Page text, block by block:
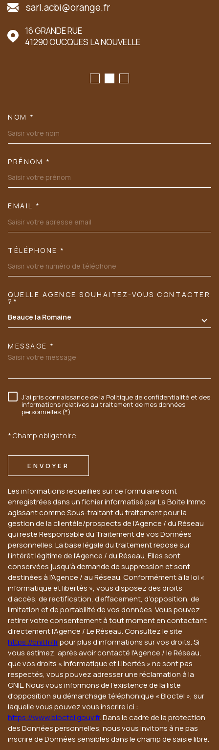
sarl.acbi@orange.fr
16 GRANDE RUE
41290 OUCQUES LA NOUVELLE
NOM *
PRÉNOM *
EMAIL *
TÉLÉPHONE *
TRAD_MELTEM_VOREDEMANDE
QUELLE AGENCE SOUHAITEZ-VOUS CONTACTER
?*
Beauce la Romaine
MESSAGE *
RÈGLEMENTATION
J'ai pris connaissance de la Politique de confidentialité et des
informations relatives au traitement de mes données
personnelles (*)
* Champ obligatoire
ENVOYER
Les informations recueillies sur ce formulaire sont
enregistrées dans un fichier informatisé par La Boite Immo
agissant comme Sous-traitant du traitement pour la
gestion de la clientèle/prospects de l'Agence / du Réseau
qui reste Responsable du Traitement de vos Données
personnelles. La base légale du traitement repose sur
l'intérêt légitime de l'Agence / du Réseau. Elles sont
conservées jusqu'à demande de suppression et sont
destinées à l'Agence / au Réseau. Conformément à la loi «
informatique et libertés », vous disposez des droits
d’accès, de rectification, d’effacement, d’opposition, de
limitation et de portabilité de vos données. Vous pouvez
retirer votre consentement à tout moment en contactant
directement l’Agence / Le Réseau. Consultez le site
https://cnil.fr/frpour plus d’informations sur vos droits. Si
vous estimez, après avoir contacté l'Agence / le Réseau,
que vos droits « Informatique et Libertés » ne sont pas
respectés, vous pouvez adresser une réclamation à la
CNIL. Nous vous informons de l’existence de la liste
d'opposition au démarchage téléphonique « Bloctel », sur
laquelle vous pouvez vous inscrire ici :
https://www.bloctel.gouv.fr. Dans le cadre de la protection
des Données personnelles, nous vous invitons à ne pas
inscrire de Données sensibles dans le champ de saisie libre.